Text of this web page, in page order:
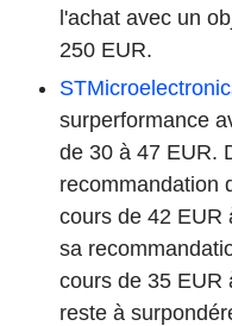
l'achat avec un
250 EUR.
surperformance
de 30 à 47 EUR.
recommandation
cours de 42 EUR
sa
cours de 35 EUR
reste à